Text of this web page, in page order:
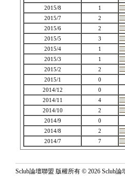
2015/8
1
2015/7
2
2015/6
2
2015/5
3
2015/4
1
2015/3
1
2015/2
2
2015/1
0
2014/12
0
2014/11
4
2014/10
2
2014/9
0
2014/8
2
2014/7
7
Sclub論壇聯盟 版權所有 © 2026 Sclub論